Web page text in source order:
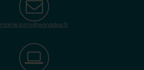
mairie.lorris@wanadoo.fr